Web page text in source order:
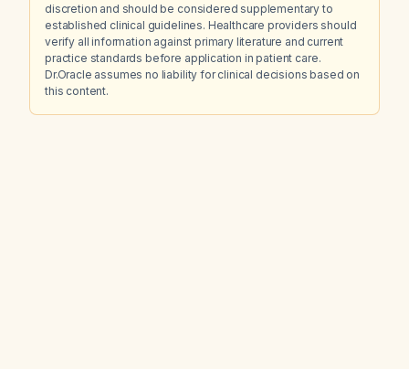
discretion and should be considered supplementary to
established clinical guidelines. Healthcare providers should
verify all information against primary literature and current
practice standards before application in patient care.
Dr.Oracle assumes no liability for clinical decisions based on
this content.